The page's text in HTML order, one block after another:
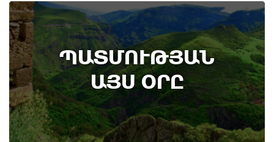
ՊԱՏՄՈՒԹՅԱՆ
ԱՅՍ ՕՐԸ
8th of August
Տեղի է ունեցել Գառնիի ճակատամարտը.
պատմության այս օրը (8 օգոստոս)